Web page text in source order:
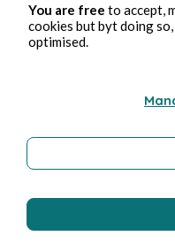
You are free to accept,
cookies but byt doing
optimised.